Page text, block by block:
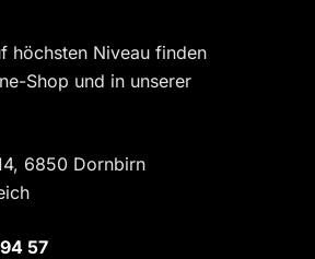
höchsten Niveau finden
Shop und in unserer
6850 Dornbirn
57